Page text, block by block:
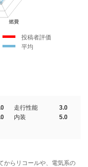
投稿者評価
平均
走行性能
3.0
内装
5.0
からリコールや、電気系の